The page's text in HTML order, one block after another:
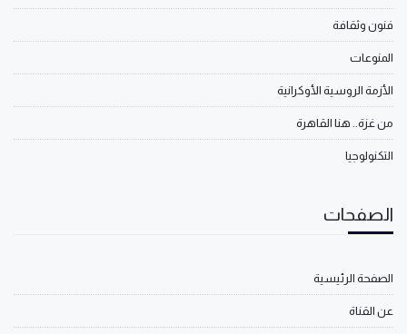
فنون وثقافة
المنوعات
الأزمة الروسية الأوكرانية
من غزة.. هنا القاهرة
التكنولوجيا
الصفحات
الصفحة الرئيسية
عن القناة